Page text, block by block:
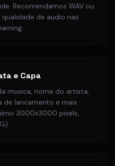
Recomendamos WAV ou
qualidade de audio nas
e Capa
musica, nome do artista,
de lancamento e mais.
3000x3000 pixels,